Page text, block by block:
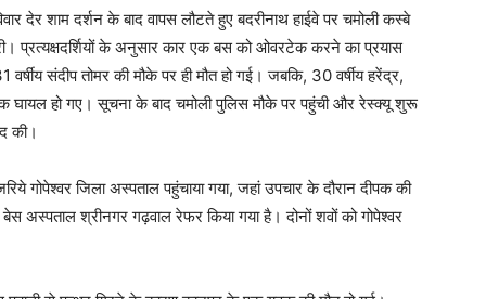
देर शाम दर्शन के बाद वापस लौटते हुए बदरीनाथ हाईवे पर चमोली कस्बे
प्रत्यक्षदर्शियों के अनुसार कार एक बस को ओवरटेक करने का प्रयास
संदीप तोमर की मौके पर ही मौत हो गई। जबकि, 30 वर्षीय हरेंद्र,
घायल हो गए। सूचना के बाद चमोली पुलिस मौके पर पहुंची और रेस्क्यू शुरू
की।
गोपेश्वर जिला अस्पताल पहुंचाया गया, जहां उपचार के दौरान दीपक की
अस्पताल श्रीनगर गढ़वाल रेफर किया गया है। दोनों शवों को गोपेश्वर